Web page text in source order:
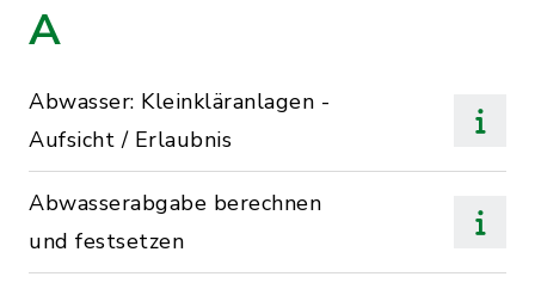
A
Abwasser: Kleinkläranlagen -
Aufsicht / Erlaubnis
Abwasserabgabe berechnen
und festsetzen